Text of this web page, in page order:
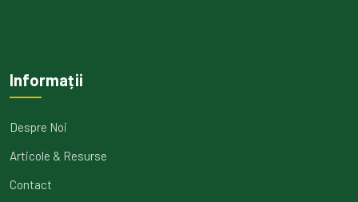
Informații
Despre Noi
Articole & Resurse
Contact